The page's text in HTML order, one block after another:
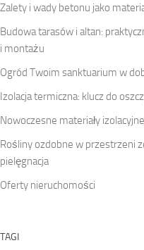
Zalety i wady betonu jako
Budowa tarasów i altan:
i montażu
Ogród Twoim sanktuarium w
Izolacja termiczna: klucz do
Nowoczesne materiały
Rośliny ozdobne w przestrzeni
pielęgnacja
Oferty nieruchomości
TAGI